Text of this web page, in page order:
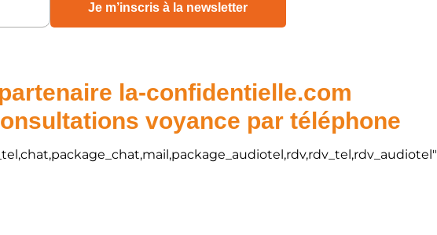
la-confidentielle.com
voyance par téléphone